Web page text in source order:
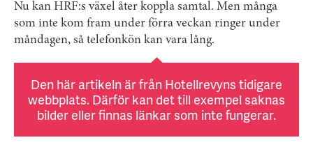
Nu kan HRF:s växel åter koppla samtal. Men många
som inte kom fram under förra veckan ringer under
måndagen, så telefonkön kan vara lång.
Den här artikeln är från Hotellrevyns tidigare
webbplats. Därför kan det till exempel saknas
bilder eller finnas länkar som inte fungerar.